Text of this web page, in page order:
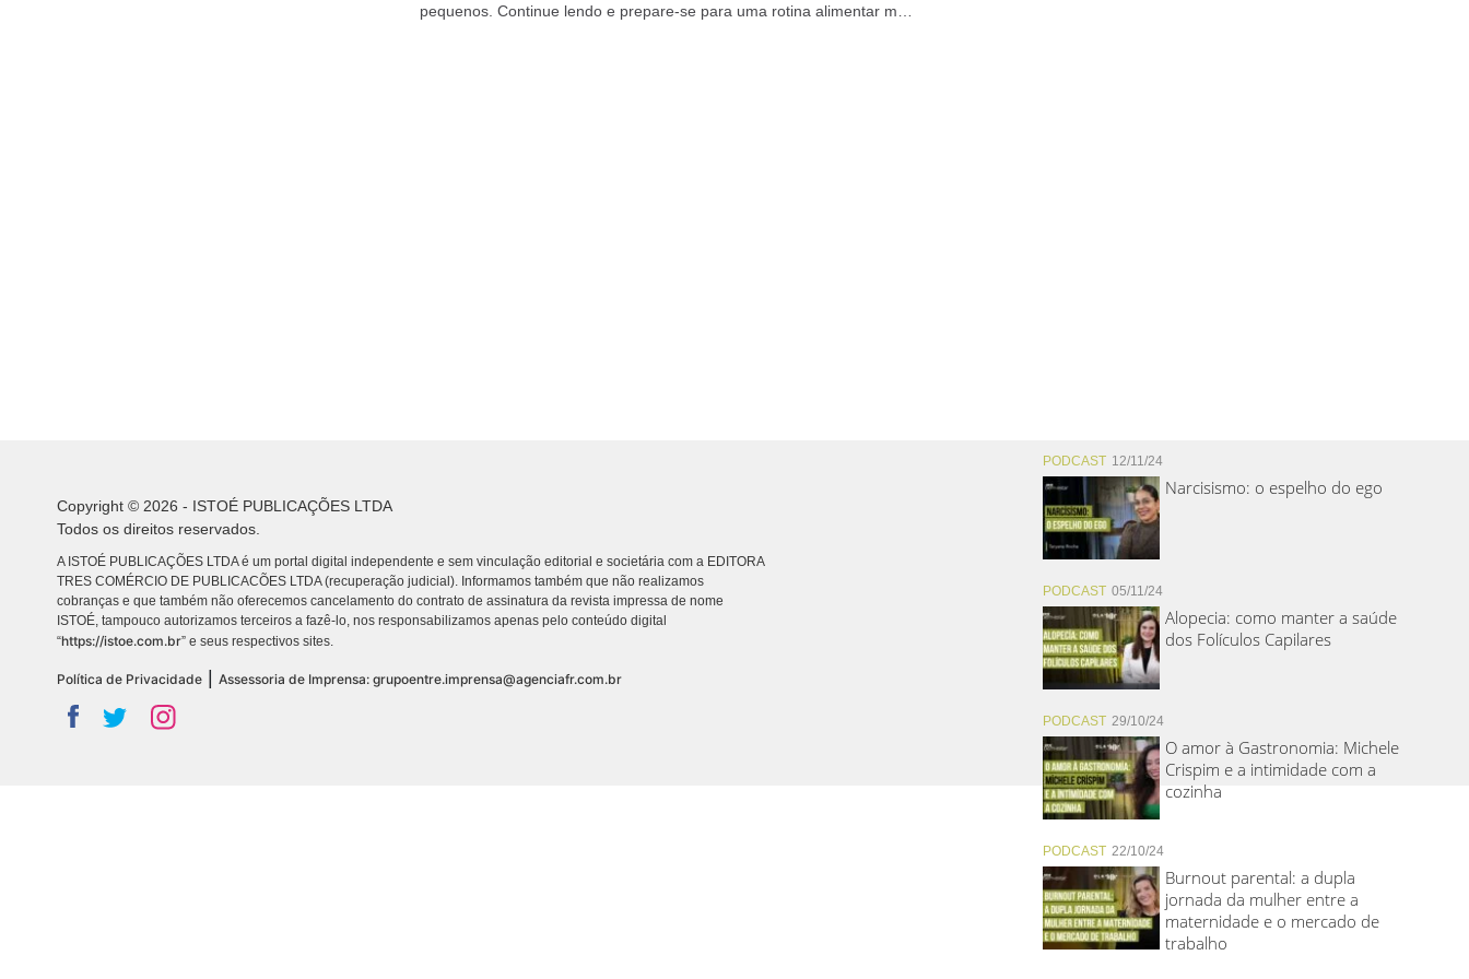
pequenos. Continue lendo e prepare-se para uma rotina alimentar mais
PODCAST 12/11/24
Narcisismo: o espelho do ego
PODCAST 05/11/24
Alopecia: como manter a saúde
dos Folículos Capilares
PODCAST 29/10/24
O amor à Gastronomia: Michele
Crispim e a intimidade com a
cozinha
PODCAST 22/10/24
Burnout parental: a dupla
jornada da mulher entre a
maternidade e o mercado de
trabalho
Copyright © 2026 - ISTOÉ PUBLICAÇÕES LTDA
Todos os direitos reservados.
A ISTOÉ PUBLICAÇÕES LTDA é um portal digital independente e sem vinculação editorial e societária com a EDITORA
TRES COMÉRCIO DE PUBLICACÕES LTDA (recuperação judicial). Informamos também que não realizamos
cobranças e que também não oferecemos cancelamento do contrato de assinatura da revista impressa de nome
ISTOÉ, tampouco autorizamos terceiros a fazê-lo, nos responsabilizamos apenas pelo conteúdo digital
“https://istoe.com.br” e seus respectivos sites.
Política de Privacidade Assessoria de Imprensa: grupoentre.imprensa@agenciafr.com.br